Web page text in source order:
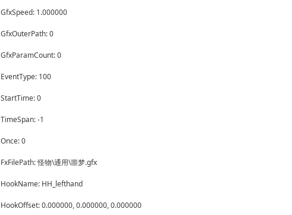
GfxSpeed: 1.000000
GfxOuterPath: 0
GfxParamCount: 0
EventType: 100
StartTime: 0
TimeSpan: -1
Once: 0
FxFilePath: 怪物\通用\噩梦.gfx
HookName: HH_lefthand
HookOffset: 0.000000, 0.000000, 0.000000